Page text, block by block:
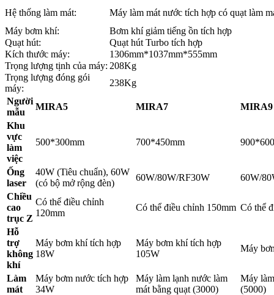
Hệ thống làm mát:
Máy làm mát nước tích hợp có quạt làm
Máy bơm khí:
Bơm khí giảm tiếng ồn tích hợp
Quạt hút:
Quạt hút Turbo tích hợp
Kích thước máy:
1306mm*1037mm*555mm
Trọng lượng tịnh của máy: 208Kg
Trọng lượng đóng gói
máy:
238Kg
Người
mẫu
MIRA5 MIRA7
MIRA9
Khu
vực
làm
việc
500*300mm 700*450mm
Ống
laser
40W (Tiêu chuẩn), 60W
(có bộ mở rộng đèn)
60W/80W/RF30W
60W/
Chiều
cao
trục Z
Có thể điều chỉnh
120mm
Có thể điều chỉnh 150mm Có thể
Hỗ
trợ
không
khí
Máy bơm khí tích hợp
18W
Máy bơm khí tích hợp
105W
Máy
Làm
mát
Máy bơm nước tích hợp
34W
Máy làm lạnh nước làm
mát bằng quạt (3000)
Máy
(5000)